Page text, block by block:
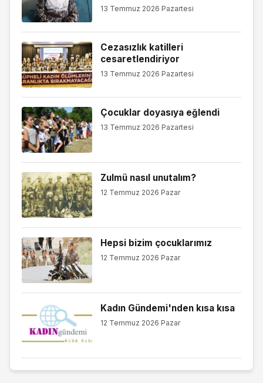
13 Temmuz 2026 Pazartesi
Cezasızlık katilleri
cesaretlendiriyor
13 Temmuz 2026 Pazartesi
Çocuklar doyasıya eğlendi
13 Temmuz 2026 Pazartesi
Zulmü nasıl unutalım?
12 Temmuz 2026 Pazar
Hepsi bizim çocuklarımız
12 Temmuz 2026 Pazar
Kadın Gündemi'nden kısa kısa
12 Temmuz 2026 Pazar